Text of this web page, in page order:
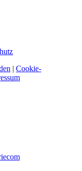
| Cookie-